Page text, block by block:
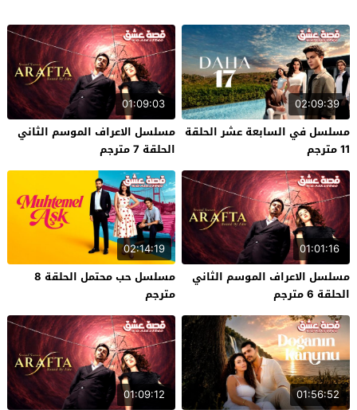
02:09:39
مسلسل في السابعة عشر الحلقة
11 مترجم
01:09:03
مسلسل الاعراف الموسم الثاني
الحلقة 7 مترجم
01:01:16
مسلسل الاعراف الموسم الثاني
الحلقة 6 مترجم
02:14:19
مسلسل حب محتمل الحلقة 8
مترجم
01:56:52
01:09:12